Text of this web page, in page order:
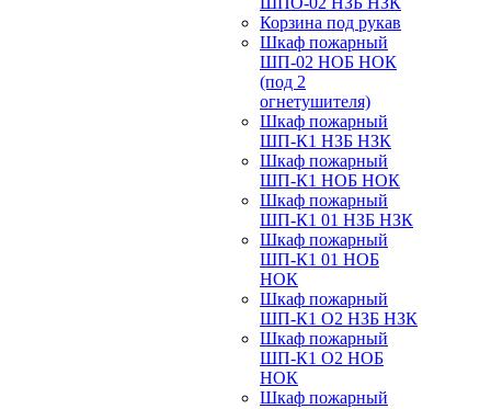
Корзина под рукав
Шкаф пожарный
ШП-02 НОБ НОК
(под 2
огнетушителя)
Шкаф пожарный
ШП-К1 НЗБ НЗК
Шкаф пожарный
ШП-К1 НОБ НОК
Шкаф пожарный
ШП-К1 01 НЗБ НЗК
Шкаф пожарный
ШП-К1 01 НОБ
НОК
Шкаф пожарный
ШП-К1 О2 НЗБ НЗК
Шкаф пожарный
ШП-К1 О2 НОБ
НОК
Шкаф пожарный